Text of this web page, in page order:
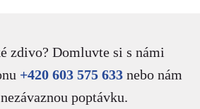
zdivo? Domluvte si s námi
+420 603 575 633nebo nám
poptávku.